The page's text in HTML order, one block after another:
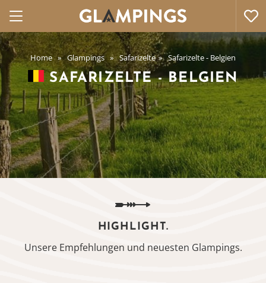
Home Glampings Safarizelte Safarizelte - Belgien
SAFARIZELTE - BELGIEN
HIGHLIGHT.
Unsere Empfehlungen und neuesten Glampings.